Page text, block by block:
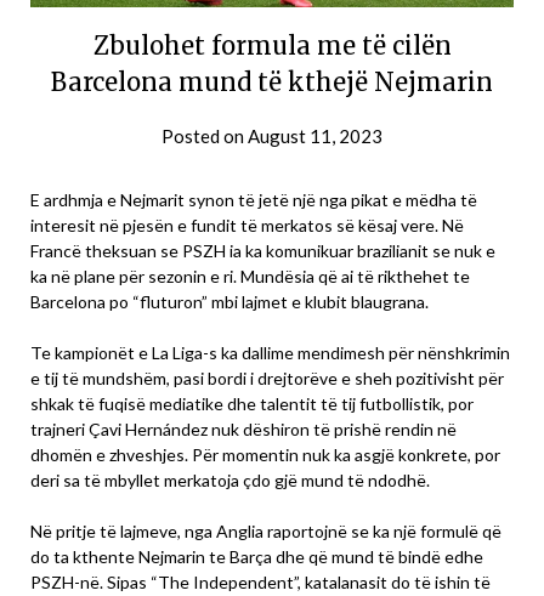
Zbulohet formula me të cilën
Barcelona mund të kthejë Nejmarin
Posted onAugust 11, 2023
E ardhmja e Nejmarit synon të jetë një nga pikat e mëdha të
interesit në pjesën e fundit të merkatos së kësaj vere. Në
Francë theksuan se PSZH ia ka komunikuar brazilianit se nuk e
ka në plane për sezonin e ri. Mundësia që ai të rikthehet te
Barcelona po “fluturon” mbi lajmet e klubit blaugrana.
Te kampionët e La Liga-s ka dallime mendimesh për nënshkrimin
e tij të mundshëm, pasi bordi i drejtorëve e sheh pozitivisht për
shkak të fuqisë mediatike dhe talentit të tij futbollistik, por
trajneri Çavi Hernández nuk dëshiron të prishë rendin në
dhomën e zhveshjes. Për momentin nuk ka asgjë konkrete, por
deri sa të mbyllet merkatoja çdo gjë mund të ndodhë.
Në pritje të lajmeve, nga Anglia raportojnë se ka një formulë që
do ta kthente Nejmarin te Barça dhe që mund të bindë edhe
PSZH-në. Sipas “The Independent”, katalanasit do të ishin të